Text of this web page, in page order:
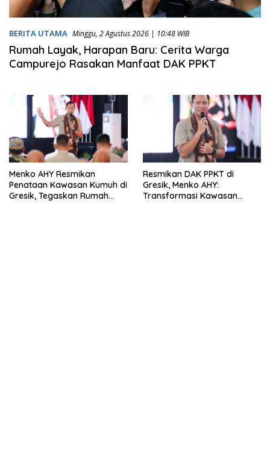
BERITA UTAMA Minggu, 2 Agustus 2026 | 10:48 WIB
Rumah Layak, Harapan Baru: Cerita Warga
Campurejo Rasakan Manfaat DAK PPKT
Menko AHY Resmikan
Penataan Kawasan Kumuh di
Gresik, Tegaskan Rumah
Resmikan DAK PPKT di
Gresik, Menko AHY:
Transformasi Kawasan